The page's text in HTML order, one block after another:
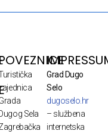
Sela
Grad Dugo
Selo
dugoselo.hr
– službena
internetska